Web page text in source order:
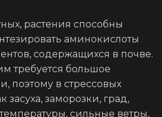
растения способны
аминокислоты
содержащихся в почве.
требуется большое
поэтому в стрессовых
засуха, заморозки, град,
сильные ветры,